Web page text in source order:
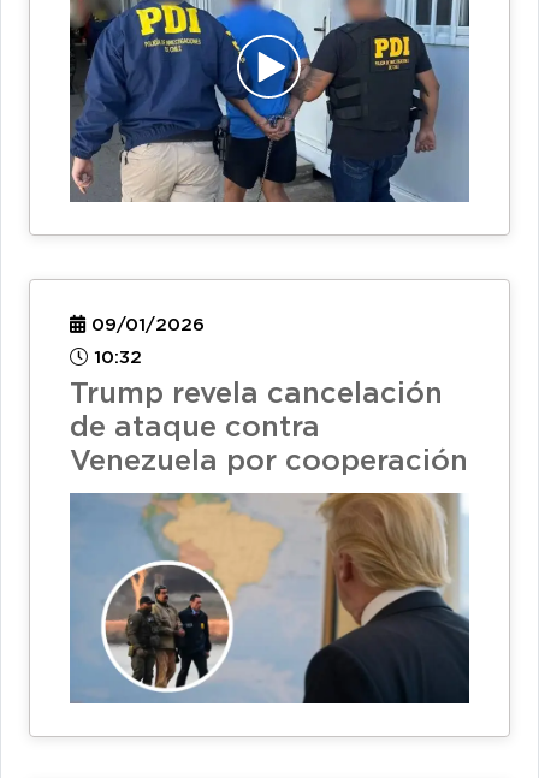
09/01/2026
10:32
Trump revela cancelación
de ataque contra
Venezuela por cooperación